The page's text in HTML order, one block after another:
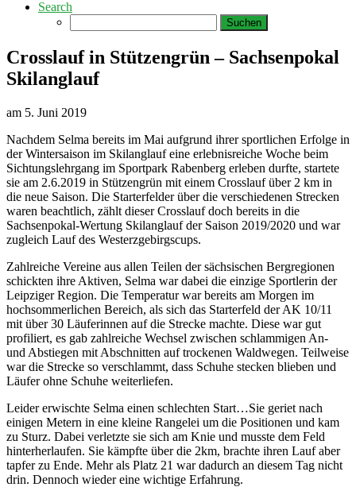
Search
nach:
Crosslauf in Stützengrün – Sachsenpokal
Skilanglauf
am 5. Juni 2019
Nachdem Selma bereits im Mai aufgrund ihrer sportlichen Erfolge in
der Wintersaison im Skilanglauf eine erlebnisreiche Woche beim
Sichtungslehrgang im Sportpark Rabenberg erleben durfte, startete
sie am 2.6.2019 in Stützengrün mit einem Crosslauf über 2 km in
die neue Saison. Die Starterfelder über die verschiedenen Strecken
waren beachtlich, zählt dieser Crosslauf doch bereits in die
Sachsenpokal-Wertung Skilanglauf der Saison 2019/2020 und war
zugleich Lauf des Westerzgebirgscups.
Zahlreiche Vereine aus allen Teilen der sächsischen Bergregionen
schickten ihre Aktiven, Selma war dabei die einzige Sportlerin der
Leipziger Region. Die Temperatur war bereits am Morgen im
hochsommerlichen Bereich, als sich das Starterfeld der AK 10/11
mit über 30 Läuferinnen auf die Strecke machte. Diese war gut
profiliert, es gab zahlreiche Wechsel zwischen schlammigen An-
und Abstiegen mit Abschnitten auf trockenen Waldwegen. Teilweise
war die Strecke so verschlammt, dass Schuhe stecken blieben und
Läufer ohne Schuhe weiterliefen.
Leider erwischte Selma einen schlechten Start…Sie geriet nach
einigen Metern in eine kleine Rangelei um die Positionen und kam
zu Sturz. Dabei verletzte sie sich am Knie und musste dem Feld
hinterherlaufen. Sie kämpfte über die 2km, brachte ihren Lauf aber
tapfer zu Ende. Mehr als Platz 21 war dadurch an diesem Tag nicht
drin. Dennoch wieder eine wichtige Erfahrung.